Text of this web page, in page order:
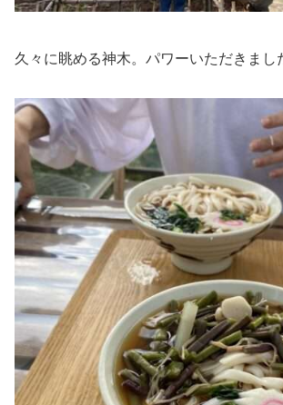
久々に眺める神木。パワーいただきまし